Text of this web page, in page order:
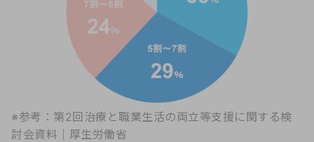
※参考： 第2回治療と職業生活の両立等支援に関する検
討会資料｜厚生労働省